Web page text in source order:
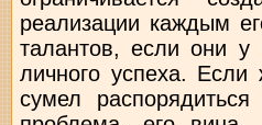
реализации каждым
талантов, если они у
личного успеха.
сумел